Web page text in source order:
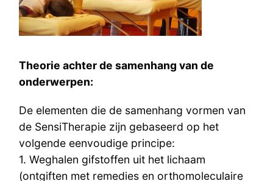
Theorie achter de samenhang van de
onderwerpen:
De elementen die de samenhang vormen van
de SensiTherapie zijn gebaseerd op het
volgende eenvoudige principe:
1. Weghalen gifstoffen uit het lichaam
(ontgiften met remedies en orthomoleculaire